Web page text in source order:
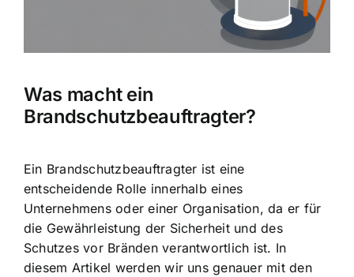
Was macht ein
Brandschutzbeauftragter?
Ein Brandschutzbeauftragter ist eine
entscheidende Rolle innerhalb eines
Unternehmens oder einer Organisation, da er für
die Gewährleistung der Sicherheit und des
Schutzes vor Bränden verantwortlich ist. In
diesem Artikel werden wir uns genauer mit den